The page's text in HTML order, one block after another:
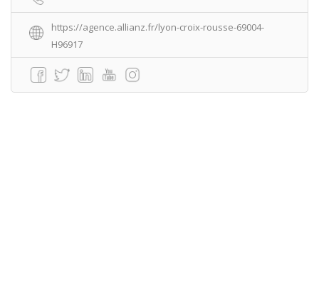
https://agence.allianz.fr/lyon-croix-rousse-69004-
H96917